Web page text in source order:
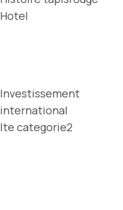
Hotel
Investissement
international
Ite categorie2